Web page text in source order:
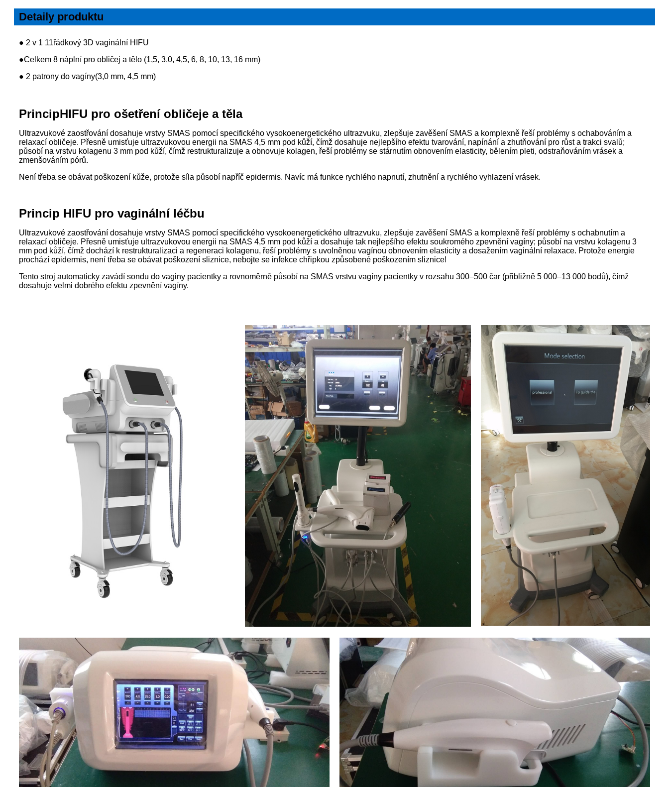
Detaily produktu
● 2 v 1 11řádkový 3D vaginální HIFU
●Celkem 8 náplní pro obličej a tělo (1,5, 3,0, 4,5, 6, 8, 10, 13, 16 mm)
● 2 patrony do vagíny(3,0 mm, 4,5 mm)
PrincipHIFU pro ošetření obličeje a těla
Ultrazvukové zaostřování dosahuje vrstvy SMAS pomocí specifického vysokoenergetického ultrazvuku, zlepšuje zavěšení SMAS a komplexně řeší problémy s ochabováním a
relaxací obličeje. Přesně umisťuje ultrazvukovou energii na SMAS 4,5 mm pod kůží, čímž dosahuje nejlepšího efektu tvarování, napínání a zhutňování pro růst a trakci svalů;
působí na vrstvu kolagenu 3 mm pod kůží, čímž restrukturalizuje a obnovuje kolagen, řeší problémy se stárnutím obnovením elasticity, bělením pleti, odstraňováním vrásek a
zmenšováním pórů.
Není třeba se obávat poškození kůže, protože síla působí napříč epidermis. Navíc má funkce rychlého napnutí, zhutnění a rychlého vyhlazení vrásek.
Princip HIFU pro vaginální léčbu
Ultrazvukové zaostřování dosahuje vrstvy SMAS pomocí specifického vysokoenergetického ultrazvuku, zlepšuje zavěšení SMAS a komplexně řeší problémy s ochabnutím a
relaxací obličeje. Přesně umisťuje ultrazvukovou energii na SMAS 4,5 mm pod kůží a dosahuje tak nejlepšího efektu soukromého zpevnění vagíny; působí na vrstvu kolagenu 3
mm pod kůží, čímž dochází k restrukturalizaci a regeneraci kolagenu, řeší problémy s uvolněnou vagínou obnovením elasticity a dosažením vaginální relaxace. Protože energie
prochází epidermis, není třeba se obávat poškození sliznice, nebojte se infekce chřipkou způsobené poškozením sliznice!
Tento stroj automaticky zavádí sondu do vaginy pacientky a rovnoměrně působí na SMAS vrstvu vagíny pacientky v rozsahu 300–500 čar (přibližně 5 000–13 000 bodů), čímž
dosahuje velmi dobrého efektu zpevnění vagíny.